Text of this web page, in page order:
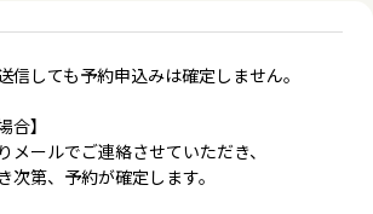
信しても予約申込みは確定しません。
合】
メールでご連絡させていただき、
次第、予約が確定します。